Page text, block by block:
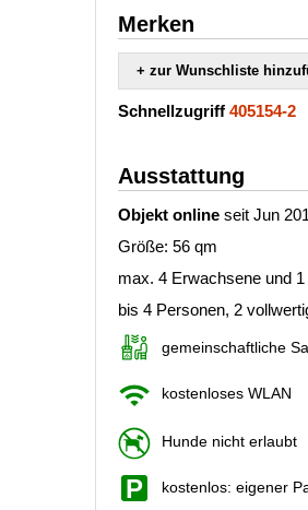
Merken
+ zur Wunschliste
Schnellzugriff 405154-2
Ausstattung
Objekt online seit Jun
Größe: 56 qm
max. 4 Erwachsene und
bis 4 Personen, 2
gemeinschaftliche
kostenloses WLAN
Hunde nicht erlaubt
kostenlos: eigener